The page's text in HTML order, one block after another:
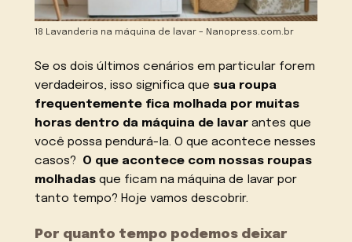
18 Lavanderia na máquina de lavar – Nanopress.com.br
Se os dois últimos cenários em particular forem
verdadeiros, isso significa que sua roupa
frequentemente fica molhada por muitas
horas dentro da máquina de lavar antes que
você possa pendurá-la. O que acontece nesses
casos?
O que acontece com nossas roupas
molhadas que ficam na máquina de lavar por
tanto tempo? Hoje vamos descobrir.
Por quanto tempo podemos deixar